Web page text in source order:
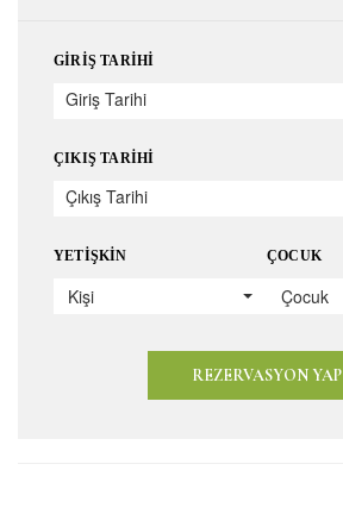
GIRIŞ TARIHI
ÇIKIŞ TARIHI
YETIŞKIN
Kişi
ÇOCUK
Çocuk
REZERVASYON YAP